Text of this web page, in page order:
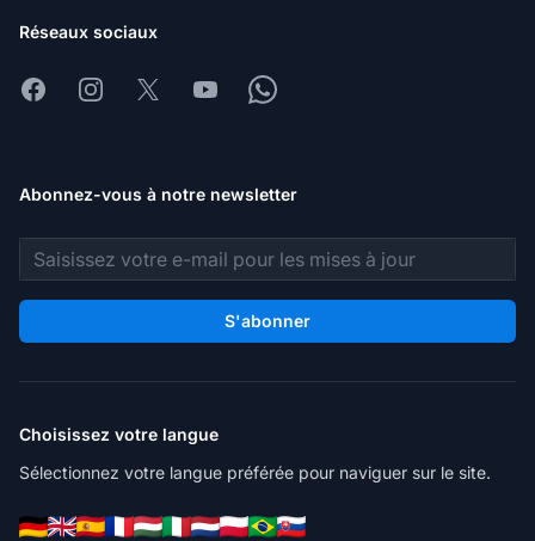
Réseaux sociaux
FacebookInstagram
X YoutubeWhatsapp
Abonnez-vous à notre newsletter
Adresse e-mail
S'abonner
Choisissez votre langue
Sélectionnez votre langue préférée pour naviguer sur le site.